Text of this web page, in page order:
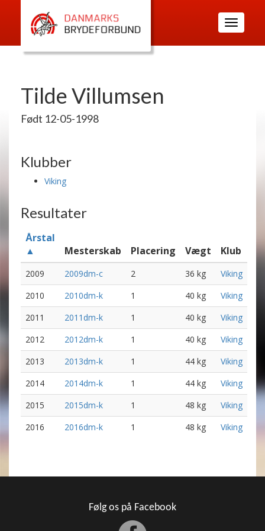
Toggle
navigation
Tilde Villumsen
Født 12-05-1998
Klubber
Viking
Resultater
Årstal
▲
Mesterskab Placering Vægt Klub
2009 2009dm-c 2 36 kg
Viking
2010
2010dm-k 1 40 kg
Viking
2011
2011dm-k 1 40 kg
Viking
2012
2012dm-k 1 40 kg
Viking
2013
2013dm-k 1 44 kg
Viking
2014
2014dm-k 1 44 kg
Viking
2015
2015dm-k 1 48 kg
Viking
2016
2016dm-k 1 48 kg Viking
Følg os på Facebook